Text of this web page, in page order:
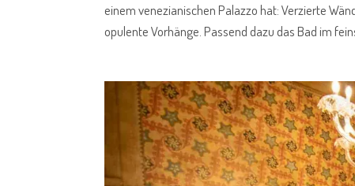
einem venezianischen Palazzo hat: Verzierte
opulente Vorhänge. Passend dazu das Bad im